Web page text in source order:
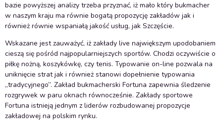
bazie powyższej analizy trzeba przyznać, iż mało który bukmacher
w naszym kraju ma równie bogatą propozycję zakładów jak i
również równie wspaniałą jakość usług, jak Szczęście.
Wskazane jest zauważyć, iż zakłady live największym upodobaniem
cieszą się pośród najpopularniejszych sportów. Chodzi oczywiście o
piłkę nożną, koszykówkę, czy tenis. Typowanie on-line pozwala na
uniknięcie strat jak i również stanowi dopełnienie typowania
„tradycyjnego”. Zakład bukmacherski Fortuna zapewnia śledzenie
rozgrywek w paru oknach równocześnie. Zakłady sportowe
Fortuna istnieją jednym z liderów rozbudowanej propozycje
zakładowej na polskim rynku.